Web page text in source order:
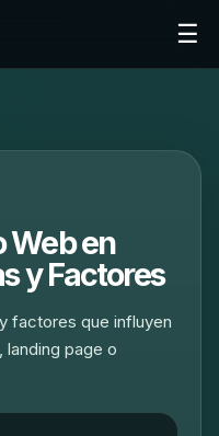
☰
Web en
y Factores
factores que influyen
landing page o